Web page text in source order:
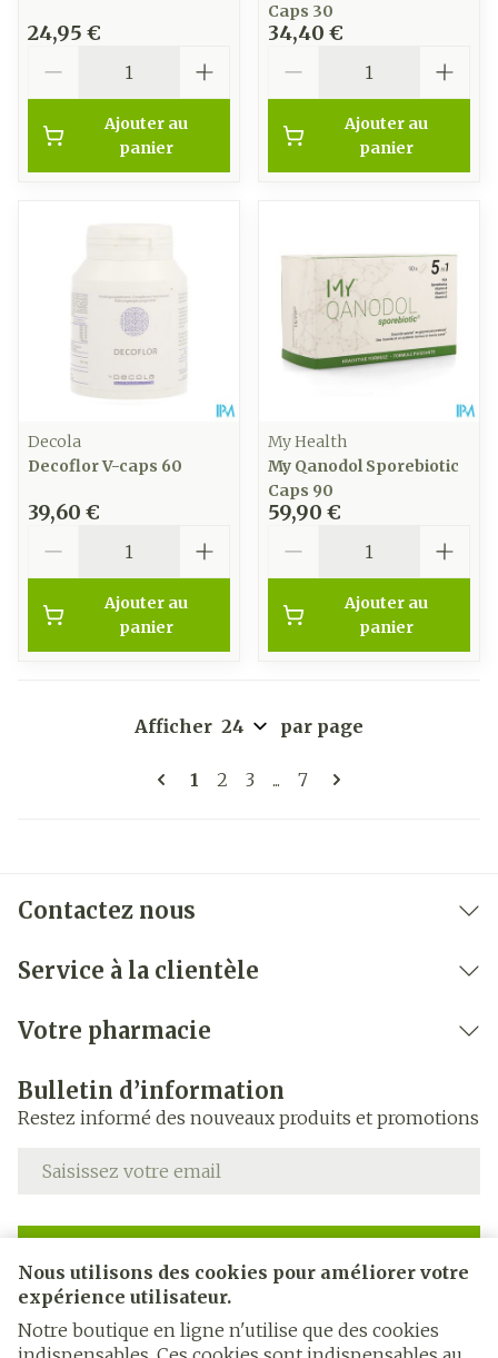
Nous utilisons des cookies pour améliorer votre
expérience utilisateur.
Notre boutique en ligne n'utilise que des cookies
24,95 €
Ajouter au
panier
Caps 30
34,40 €
Ajouter au
panier
Decola
Decoflor V-caps 60
39,60 €
Ajouter au
panier
My Health
My Qanodol Sporebiotic
Caps 90
59,90 €
Ajouter au
panier
Pages
Vous lisez actuellement la page
1 Page
2 Page
3 ... Page
7
Afficher par page
Contactez nous
Service à la clientèle
Votre pharmacie
Bulletin d’information
Restez informé des nouveaux produits et promotions
Adresse mail
En cliquant sur s'abonner, vous vous abonnez à notre
newsletter et acceptez notrepolitique de confidentialité